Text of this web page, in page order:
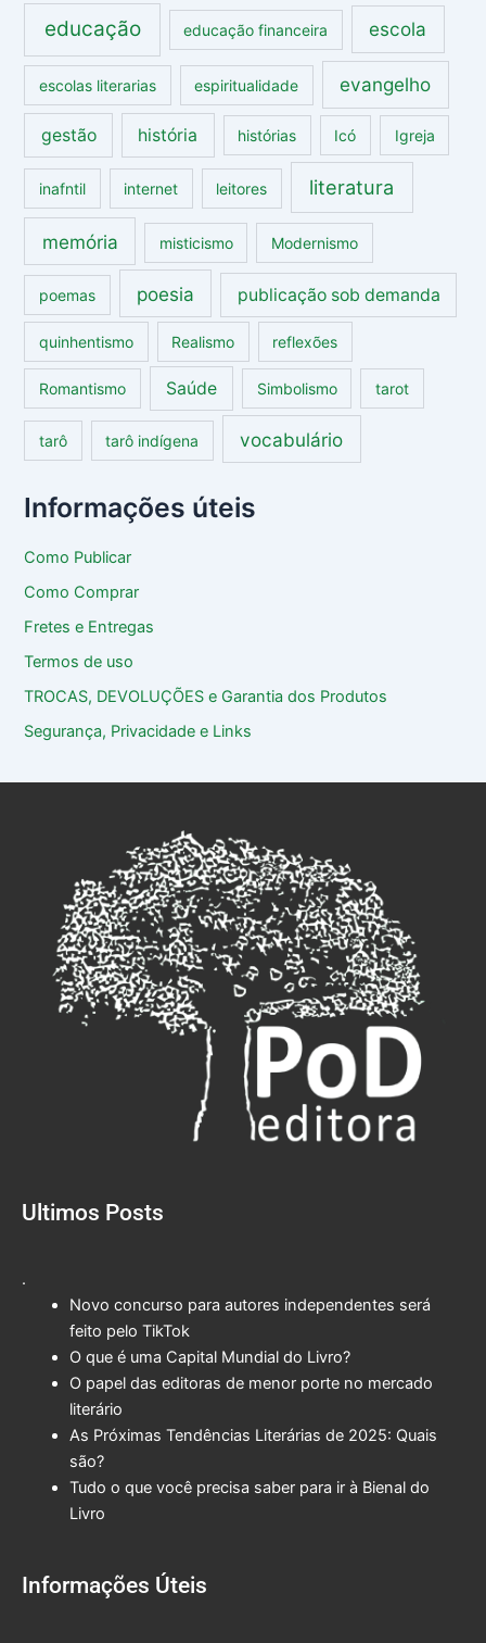
educação educação financeira escola
escolas literarias espiritualidade evangelho
gestão história histórias Icó Igreja
inafntil internet leitores literatura
memória misticismo Modernismo
poemas poesia publicação sob demanda
quinhentismo Realismo reflexões
Romantismo Saúde Simbolismo tarot
tarô tarô indígena vocabulário
Informações úteis
Como Publicar
Como Comprar
Fretes e Entregas
Termos de uso
TROCAS, DEVOLUÇÕES e Garantia dos Produtos
Segurança, Privacidade e Links
Ultimos Posts
.
Novo concurso para autores independentes será
feito pelo TikTok
O que é uma Capital Mundial do Livro?
O papel das editoras de menor porte no mercado
literário
As Próximas Tendências Literárias de 2025: Quais
são?
Tudo o que você precisa saber para ir à Bienal do
Livro
Informações Úteis